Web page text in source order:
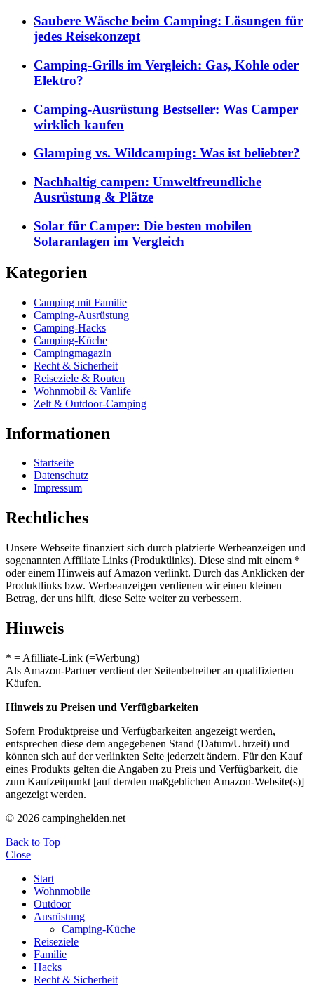
Saubere Wäsche beim Camping: Lösungen für
jedes Reisekonzept
Camping-Grills im Vergleich: Gas, Kohle oder
Elektro?
Camping-Ausrüstung Bestseller: Was Camper
wirklich kaufen
Glamping vs. Wildcamping: Was ist beliebter?
Nachhaltig campen: Umweltfreundliche
Ausrüstung & Plätze
Solar für Camper: Die besten mobilen
Solaranlagen im Vergleich
Kategorien
Camping mit Familie
Camping-Ausrüstung
Camping-Hacks
Camping-Küche
Campingmagazin
Recht & Sicherheit
Reiseziele & Routen
Wohnmobil & Vanlife
Zelt & Outdoor-Camping
Informationen
Startseite
Datenschutz
Impressum
Rechtliches
Unsere Webseite finanziert sich durch platzierte Werbeanzeigen und
sogenannten Affiliate Links (Produktlinks). Diese sind mit einem *
oder einem Hinweis auf Amazon verlinkt. Durch das Anklicken der
Produktlinks bzw. Werbeanzeigen verdienen wir einen kleinen
Betrag, der uns hilft, diese Seite weiter zu verbessern.
Hinweis
* = Afilliate-Link (=Werbung)
Als Amazon-Partner verdient der Seitenbetreiber an qualifizierten
Käufen.
Hinweis zu Preisen und Verfügbarkeiten
Sofern Produktpreise und Verfügbarkeiten angezeigt werden,
entsprechen diese dem angegebenen Stand (Datum/Uhrzeit) und
können sich auf der verlinkten Seite jederzeit ändern. Für den Kauf
eines Produkts gelten die Angaben zu Preis und Verfügbarkeit, die
zum Kaufzeitpunkt [auf der/den maßgeblichen Amazon-Website(s)]
angezeigt werden.
© 2026 campinghelden.net
Back to Top
Close
Start
Wohnmobile
Outdoor
Ausrüstung
Camping-Küche
Reiseziele
Familie
Hacks
Recht & Sicherheit